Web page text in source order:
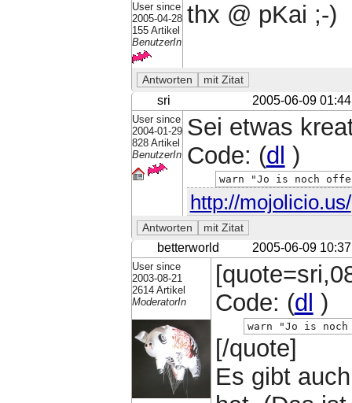
User since
2005-04-28
155 Artikel
BenutzerIn
thx @ pKai ;-)
sri 2005-06-09 01:44
User since
2004-01-29
828 Artikel
BenutzerIn
Sei etwas
Code: (dl )
warn "Jo is noch
http://mojolicio.us/
betterworld 2005-06-09 10:37
User since
2003-08-21
2614 Artikel
ModeratorIn
Code: (dl )
warn "Jo is
[/quote]
Es gibt